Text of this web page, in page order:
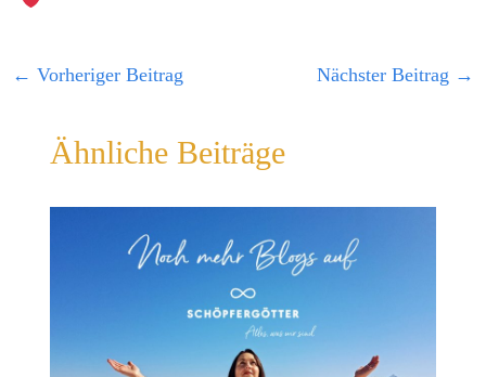
← Vorheriger Beitrag Nächster Beitrag →
Ähnliche Beiträge